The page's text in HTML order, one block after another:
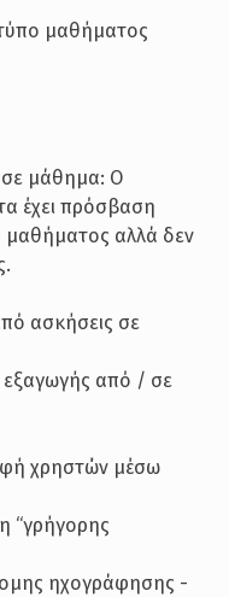
μαθήματος
σε μάθημα: Ο
έχει πρόσβαση
μαθήματος αλλά δεν
ασκήσεις σε
εξαγωγής από / σε
χρηστών μέσω
“γρήγορης
ηχογράφησης -